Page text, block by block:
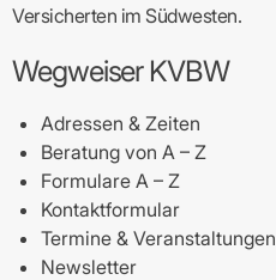
Versicherten im Südwesten.
Wegweiser KVBW
Adressen & Zeiten
Beratung von A – Z
Formulare A – Z
Kontaktformular
Termine & Veranstaltungen
Newsletter